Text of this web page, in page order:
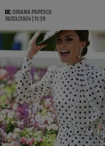
DE:ORIANA POPESCU
18/03/2024 | 11:39